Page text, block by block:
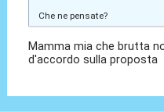
Che ne pensate?
Mamma mia che brutta
d'accordo sulla proposta